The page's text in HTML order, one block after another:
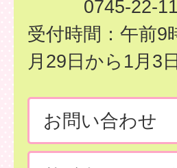
0745-22-
受付時間：午前9
月29日から1月3
お問い合わせ